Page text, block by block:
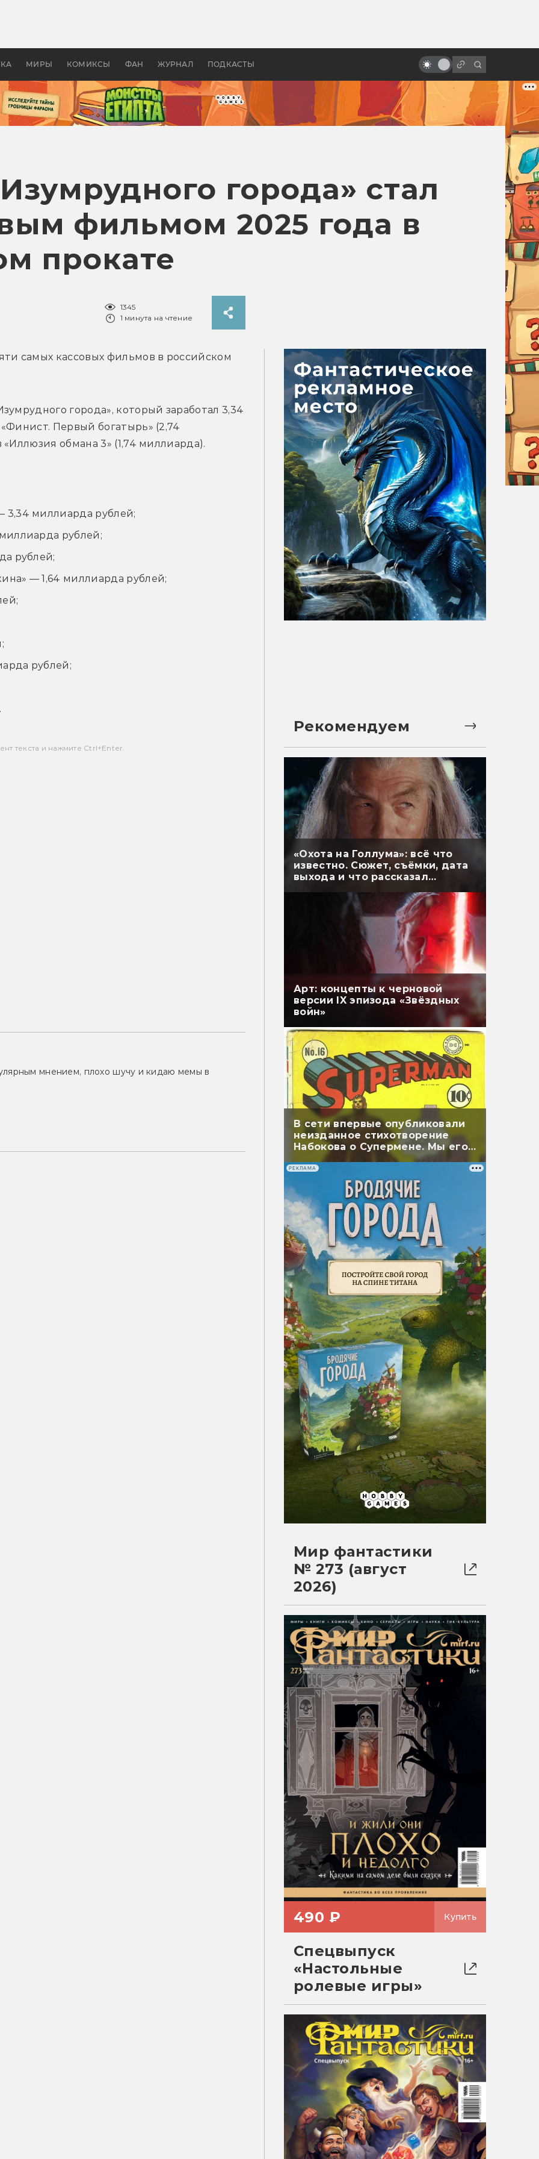
МИРЫ КОМИКСЫ ФАН ЖУРНАЛ ПОДКАСТЫ
колец»
Древней Грецией
миллиарды
города» стал
фильмом 2025 года в
прокате
1345
1 минута на чтение
самых кассовых фильмов в российском
города», который заработал 3,34
Первый богатырь» (2,74
обмана 3» (1,74 миллиарда).
3,34 миллиарда рублей;
рублей;
рублей;
— 1,64 миллиарда рублей;
рублей;
текста и нажмите Ctrl+Enter.
мнением, плохо шучу и кидаю мемы в
Рекомендуем
«Охота на Голлума»: всё что
известно. Сюжет, съёмки, дата
выхода и что рассказал
Арт: концепты к черновой
версии IX эпизода «Звёздных
войн»
В сети впервые опубликовали
неизданное стихотворение
Набокова о Супермене. Мы его
перевели
РЕКЛАМА
Мир фантастики
№ 273 (август
2026)
490 ₽ Купить
Спецвыпуск
«Настольные
ролевые игры»